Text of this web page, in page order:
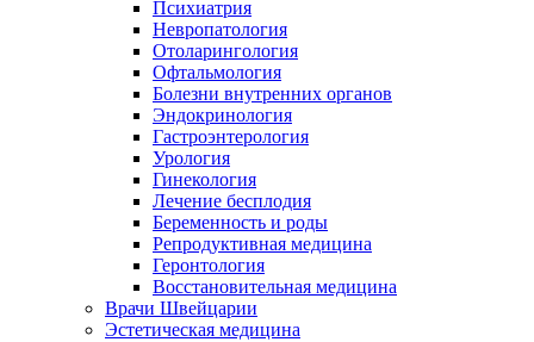
Психиатрия
Невропатология
Отоларингология
Офтальмология
Болезни внутренних органов
Эндокринология
Гастроэнтерология
Урология
Гинекология
Лечение бесплодия
Беременность и роды
Репродуктивная медицина
Геронтология
Восстановительная медицина
Врачи Швейцарии
Эстетическая медицина